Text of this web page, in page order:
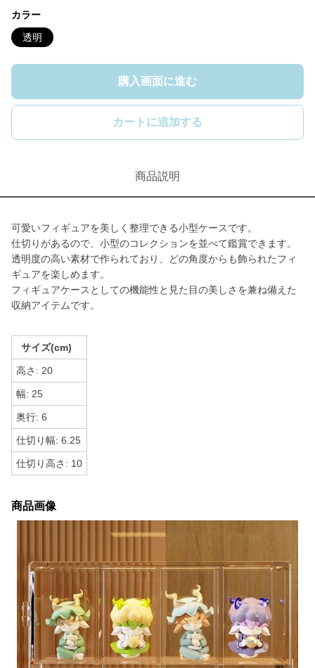
カラー
透明
購入画面に進む
カートに追加する
商品説明
可愛いフィギュアを美しく整理できる小型ケースです。
仕切りがあるので、小型のコレクションを並べて鑑賞できます。
透明度の高い素材で作られており、どの角度からも飾られたフィ
ギュアを楽しめます。
フィギュアケースとしての機能性と見た目の美しさを兼ね備えた
収納アイテムです。
サイズ(cm)
高さ: 20
幅: 25
奥行: 6
仕切り幅: 6.25
仕切り高さ: 10
商品画像